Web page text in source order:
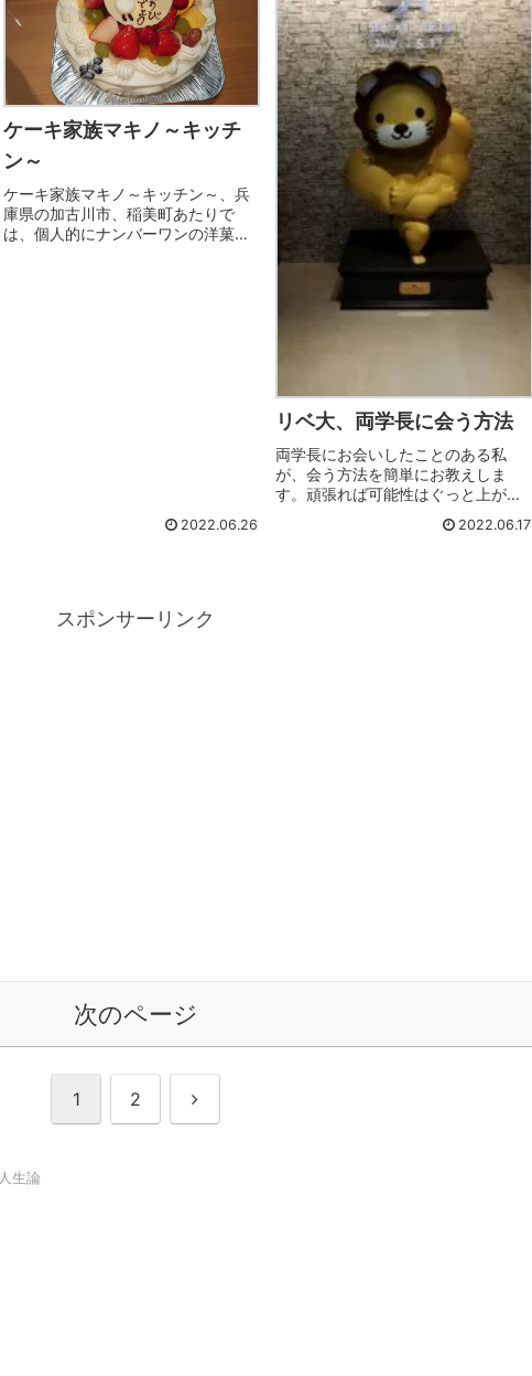
ケーキ家族マキノ～キッチ
ン～
ケーキ家族マキノ～キッチン～、兵
庫県の加古川市、稲美町あたりで
は、個人的にナンバーワンの洋菓子
2022.06.26
リベ大、両学長に会う方法
両学長にお会いしたことのある私
が、会う方法を簡単にお教えしま
す。頑張れば可能性はぐっと上がり
2022.06.17
スポンサーリンク
次のページ
1 2 次
人生論